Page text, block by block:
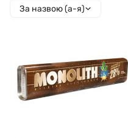
За назвою (а-я)